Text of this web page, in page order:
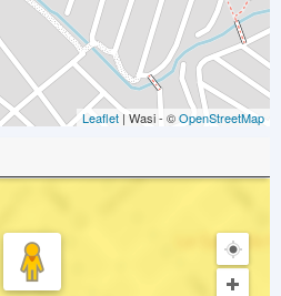
Leaflet | Wasi - ©OpenStreetMap